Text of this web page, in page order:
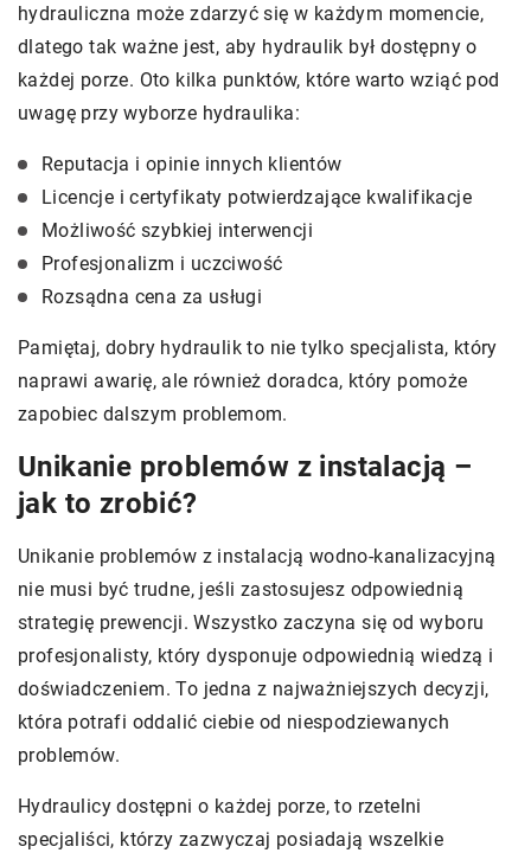
hydrauliczna może zdarzyć się w każdym momencie,
dlatego tak ważne jest, aby hydraulik był dostępny o
każdej porze. Oto kilka punktów, które warto wziąć pod
uwagę przy wyborze hydraulika:
Reputacja i opinie innych klientów
Licencje i certyfikaty potwierdzające kwalifikacje
Możliwość szybkiej interwencji
Profesjonalizm i uczciwość
Rozsądna cena za usługi
Pamiętaj, dobry hydraulik to nie tylko specjalista, który
naprawi awarię, ale również doradca, który pomoże
zapobiec dalszym problemom.
Unikanie problemów z instalacją –
jak to zrobić?
Unikanie problemów z instalacją wodno-kanalizacyjną
nie musi być trudne, jeśli zastosujesz odpowiednią
strategię prewencji. Wszystko zaczyna się od wyboru
profesjonalisty, który dysponuje odpowiednią wiedzą i
doświadczeniem. To jedna z najważniejszych decyzji,
która potrafi oddalić ciebie od niespodziewanych
problemów.
Hydraulicy dostępni o każdej porze, to rzetelni
specjaliści, którzy zazwyczaj posiadają wszelkie